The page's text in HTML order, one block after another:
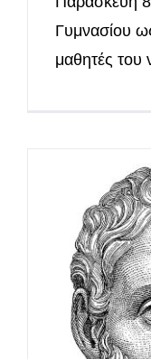
Γυμνασίου
μαθητές του